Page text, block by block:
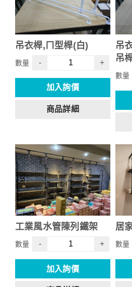
吊衣桿,ㄇ型桿(白)
數量 - +
加入詢價
商品詳細
吊
吊
數量
工業風水管陳列鐵架
數量 - +
加入詢價
居
數量